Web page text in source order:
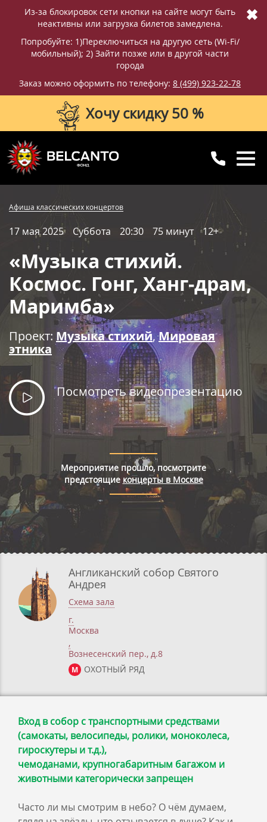
Из-за блокировок сети кнопки на сайте могут быть
неактивны или загрузка билетов замедлена.
Попробуйте: 1)Переключиться на другую сеть (Wi-Fi/
мобильный); 2) Зайти позже или в другой части
города
Заказ можно оформить по телефону: 8 (499) 923-22-78
✖
Хочу скидку 50 %
с 10:00 до 20:00
для регионов
Купить билет Отзывы
Вопросы и ответы Схема зала
Правила покупки билетов
Афиша классических концертов
17 мая 2025 Суббота 20:30 75 минут 12+
«Музыка стихий.
Космос. Гонг, Ханг‑драм,
Маримба»
Проект: Музыка стихий,Мировая
этника
Посмотреть видеопрезентацию
Англиканский собор Святого
Андрея
Схема зала
г.
Москва
,
Вознесенский пер., д.8
М ОХОТНЫЙ РЯД
Мероприятие прошло, посмотрите
предстоящие концерты в Москве
Вход в собор с транспортными средствами
(самокаты, велосипеды, ролики, моноколеса,
гироскутеры и т.д.),
чемоданами, крупногабаритным багажом и
животными категорически запрещен
Часто ли мы смотрим в небо? О чём думаем,